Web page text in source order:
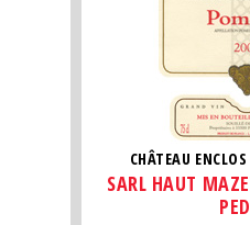
CHÂTEAU
SARL HAUT